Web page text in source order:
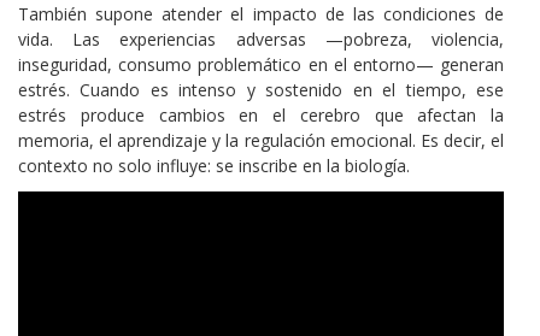
También supone atender el impacto de las condiciones de
vida. Las experiencias adversas —pobreza, violencia,
inseguridad, consumo problemático en el entorno— generan
estrés. Cuando es intenso y sostenido en el tiempo, ese
estrés produce cambios en el cerebro que afectan la
memoria, el aprendizaje y la regulación emocional. Es decir, el
contexto no solo influye: se inscribe en la biología.